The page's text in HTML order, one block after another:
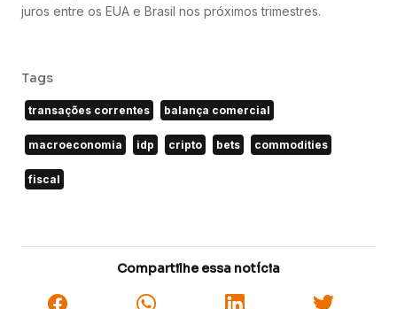
juros entre os EUA e Brasil nos próximos trimestres.
Tags
transações correntes balança comercial
macroeconomia idp cripto bets commodities
fiscal
Compartilhe essa notícia